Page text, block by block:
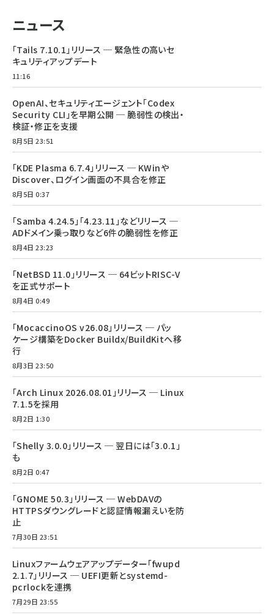
ニュース
「Tails 7.10.1」リリース ─ 緊急性の高いセ
キュリティアップデート
11:16
OpenAI、セキュリティエージェント「Codex
Security CLI」を早期公開 ─ 脆弱性の検出・
検証・修正を支援
8月5日 23:51
「KDE Plasma 6.7.4」リリース ─ KWinや
Discover、ログイン画面の不具合を修正
8月5日 0:37
「Samba 4.24.5」「4.23.11」などリリース ─
ADドメイン乗っ取りなど6件の脆弱性を修正
8月4日 23:23
「NetBSD 11.0」リリース ─ 64ビットRISC-V
を正式サポート
8月4日 0:49
「MocaccinoOS v26.08」リリース ─ パッ
ケージ構築をDocker Buildx/BuildKitへ移
行
8月3日 23:50
「Arch Linux 2026.08.01」リリース ─ Linux
7.1.5を採用
8月2日 1:30
「Shelly 3.0.0」リリース ─ 翌日には「3.0.1」
も
8月2日 0:47
「GNOME 50.3」リリース ─ WebDAVの
HTTPSダウングレードと認証情報漏えいを防
止
7月30日 23:51
Linuxファームウェアアップデーター「fwupd
2.1.7」リリース ─ UEFI更新とsystemd-
pcrlockを連携
7月29日 23:55